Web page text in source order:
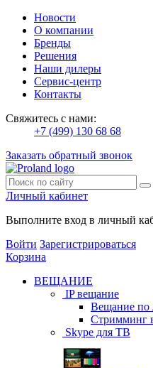
Новости
О компании
Бренды
Решения
Наши дилеры
Сервис-центр
Контакты
Свяжитесь с нами:
+7 (499) 130 68 68
Заказать обратный звонок
Личный кабинет
Выполните вход в личный
Войти Зарегистрироваться
Корзина
ВЕЩАНИЕ
IP вещание
Вещание по
Стримминг
Skype для ТВ